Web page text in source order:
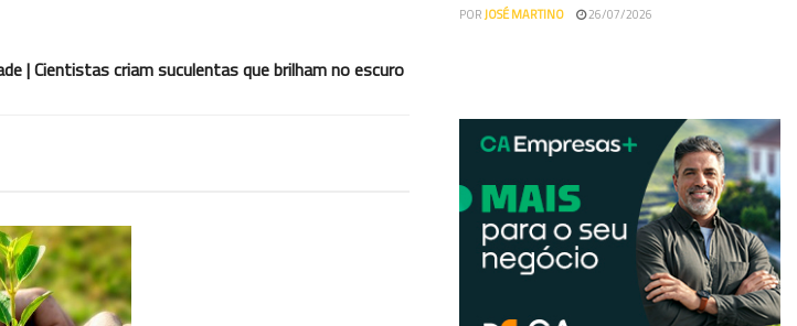
| Cientistas criam suculentas que brilham no escuro
PORJOSÉ MARTINO 26/07/2026